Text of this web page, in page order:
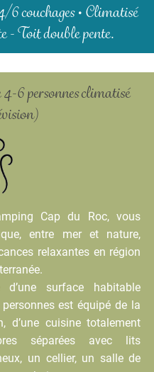
couchages • Climatisé
- Toit double pente.
6 personnes climatisé
Cap du Roc, vous
entre mer et nature,
relaxantes en région
surface habitable
est équipé de la
d’une cuisine totalement
séparées avec lits
un cellier, un salle de